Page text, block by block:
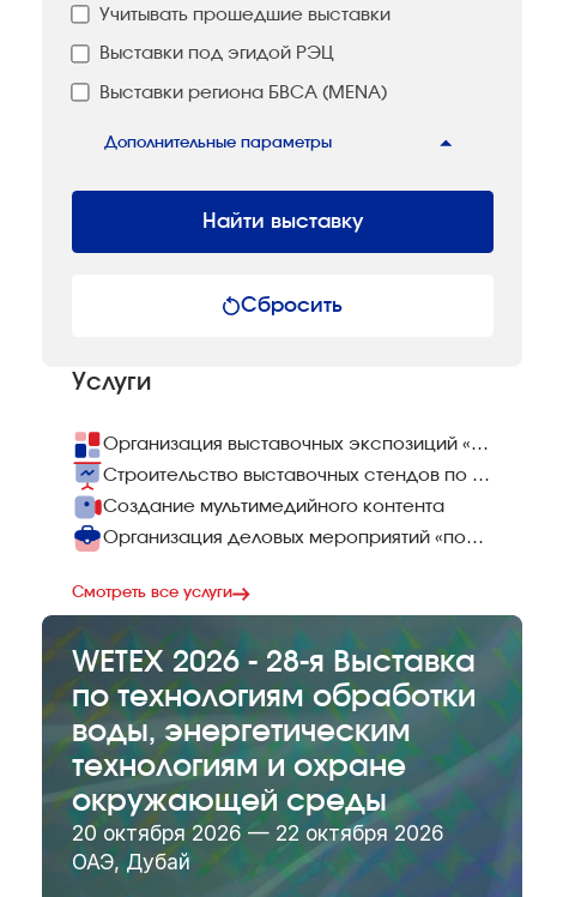
Учитывать прошедшие выставки
Выставки под эгидой РЭЦ
Выставки региона БВСА (MENA)
Дополнительные параметры
Найти выставку
Сбросить
Услуги
Организация выставочных экспозиций «под ключ»
Строительство выставочных стендов по всему миру
Создание мультимедийного контента
Организация деловых мероприятий «под ключ»
Смотреть все услуги
WETEX 2026 - 28-я Выставка
по технологиям обработки
воды, энергетическим
технологиям и охране
окружающей среды
20 октября 2026 — 22 октября 2026
ОАЭ, Дубай